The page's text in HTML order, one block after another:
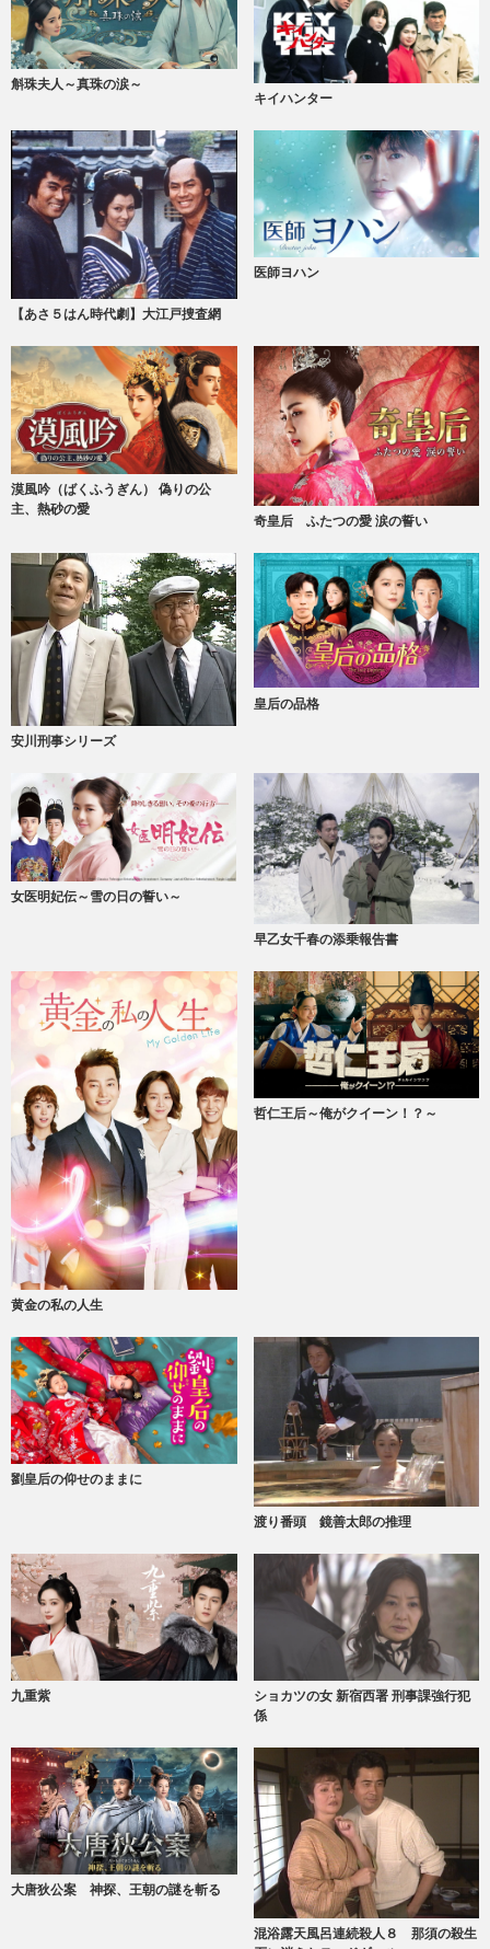
斛珠夫人～真珠の涙～
キイハンター
【あさ５はん時代劇】大江戸捜査網
医師ヨハン
漠風吟（ばくふうぎん） 偽りの公
主、熱砂の愛
奇皇后 ふたつの愛 涙の誓い
安川刑事シリーズ
皇后の品格
女医明妃伝～雪の日の誓い～
早乙女千春の添乗報告書
黄金の私の人生
哲仁王后～俺がクイーン！？～
劉皇后の仰せのままに
渡り番頭 鏡善太郎の推理
九重紫
ショカツの女 新宿西署 刑事課強行犯
係
大唐狄公案 神探、王朝の謎を斬る
混浴露天風呂連続殺人８ 那須の殺生